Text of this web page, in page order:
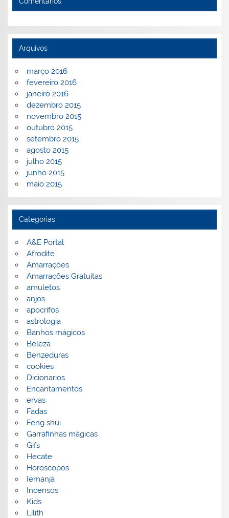
Arquivos
março 2016
fevereiro 2016
janeiro 2016
dezembro 2015
novembro 2015
outubro 2015
setembro 2015
agosto 2015
julho 2015
junho 2015
maio 2015
Categorias
A&E Portal
Afrodite
Amarrações
Amarrações Gratuitas
amuletos
anjos
apocrifos
astrologia
Banhos mágicos
Beleza
Benzeduras
cookies
Dicionarios
Encantamentos
ervas
Fadas
Feng shui
Garrafinhas mágicas
Gifs
Hecate
Horoscopos
Iemanjá
Incensos
Kids
Lilith